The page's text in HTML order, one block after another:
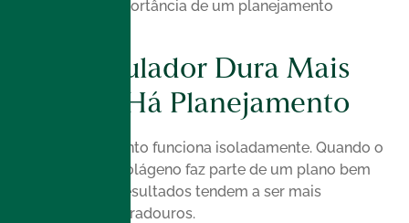
que reforça a importância de um planejamento
Bioestimulador Dura Mais
Quando Há Planejamento
Nenhum tratamento funciona isoladamente. Quando o
bioestímulo de colágeno faz parte de um plano bem
estruturado, os resultados tendem a ser mais
consistentes e duradouros.